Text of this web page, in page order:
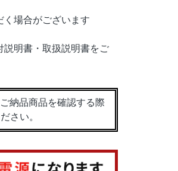
場合がございます
明書・取扱説明書をご
納品商品を確認する際
さい。